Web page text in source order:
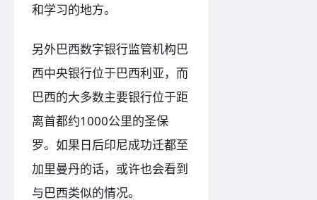
和学习的地方。
另外巴西数字银行监管机构巴
西中央银行位于巴西利亚，而
巴西的大多数主要银行位于距
离首都约1000公里的圣保
罗。如果日后印尼成功迁都至
加里曼丹的话，或许也会看到
与巴西类似的情况。